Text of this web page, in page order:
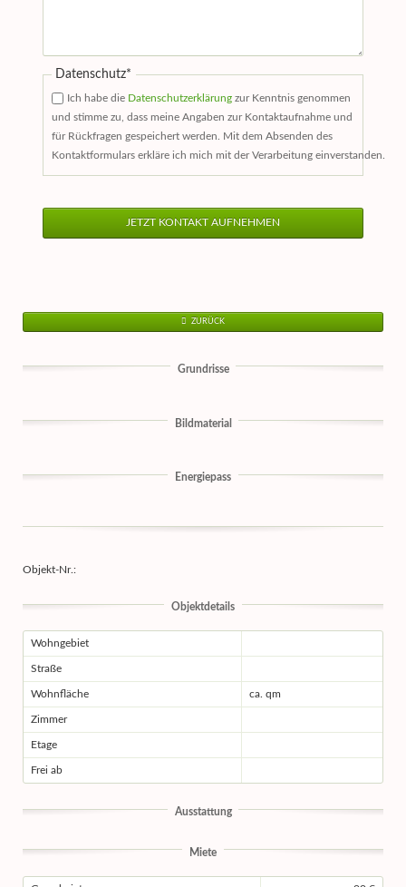
Pflichtfeld
Datenschutz*
Ich habe die Datenschutzerklärungzur Kenntnis genommen
und stimme zu, dass meine Angaben zur Kontaktaufnahme und
für Rückfragen gespeichert werden. Mit dem Absenden des
Kontaktformulars erkläre ich mich mit der Verarbeitung einverstanden.
JETZT KONTAKT AUFNEHMEN
ZURÜCK
Grundrisse
Bildmaterial
Energiepass
Objekt-Nr.:
Objektdetails
Wohngebiet
Straße
Wohnfläche ca. qm
Zimmer
Etage
Frei ab
Ausstattung
Miete